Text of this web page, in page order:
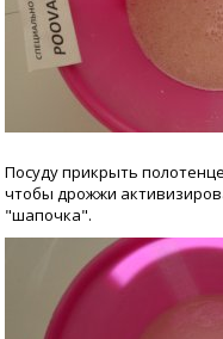
Посуду прикрыть
чтобы дрожжи
"шапочка".